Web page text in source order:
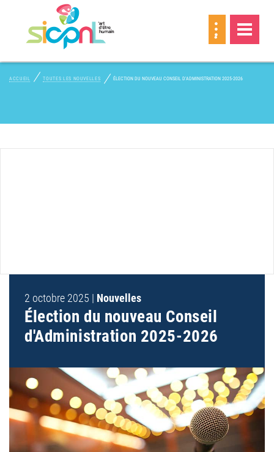
MEMBRE
ACCUEIL TOUTES LES NOUVELLES ÉLECTION DU NOUVEAU CONSEIL D'ADMINISTRATION 2025-2026
NOUVELLES
2 octobre 2025 | Nouvelles
Élection du nouveau Conseil
d'Administration 2025-2026